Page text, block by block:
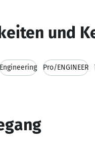
und
Engineering Pro/ENGINEER